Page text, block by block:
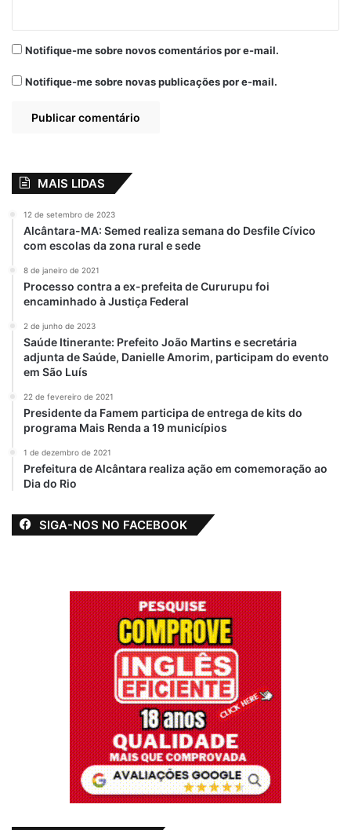
Notifique-me sobre novos comentários por e-mail.
Notifique-me sobre novas publicações por e-mail.
MAIS LIDAS
12 de setembro de 2023
Alcântara-MA: Semed realiza semana do Desfile Cívico
com escolas da zona rural e sede
8 de janeiro de 2021
Processo contra a ex-prefeita de Cururupu foi
encaminhado à Justiça Federal
2 de junho de 2023
Saúde Itinerante: Prefeito João Martins e secretária
adjunta de Saúde, Danielle Amorim, participam do evento
em São Luís
22 de fevereiro de 2021
Presidente da Famem participa de entrega de kits do
programa Mais Renda a 19 municípios
1 de dezembro de 2021
Prefeitura de Alcântara realiza ação em comemoração ao
Dia do Rio
SIGA-NOS NO FACEBOOK